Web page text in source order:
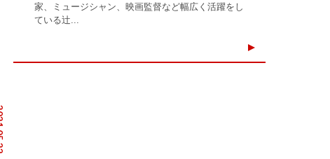
家、ミュージシャン、映画監督など幅広く活躍をし
ている辻...